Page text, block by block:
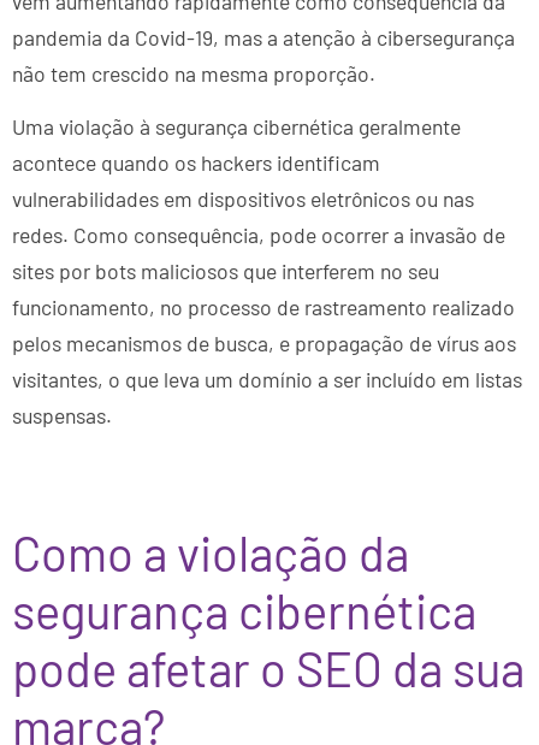
pandemia da Covid-19, mas a atenção à cibersegurança
não tem crescido na mesma proporção.
Uma violação à segurança cibernética geralmente
acontece quando os hackers identificam
vulnerabilidades em dispositivos eletrônicos ou nas
redes. Como consequência, pode ocorrer a invasão de
sites por bots maliciosos que interferem no seu
funcionamento, no processo de rastreamento realizado
pelos mecanismos de busca, e propagação de vírus aos
visitantes, o que leva um domínio a ser incluído em listas
suspensas.
Como a violação da
segurança cibernética
pode afetar o SEO da sua
marca?